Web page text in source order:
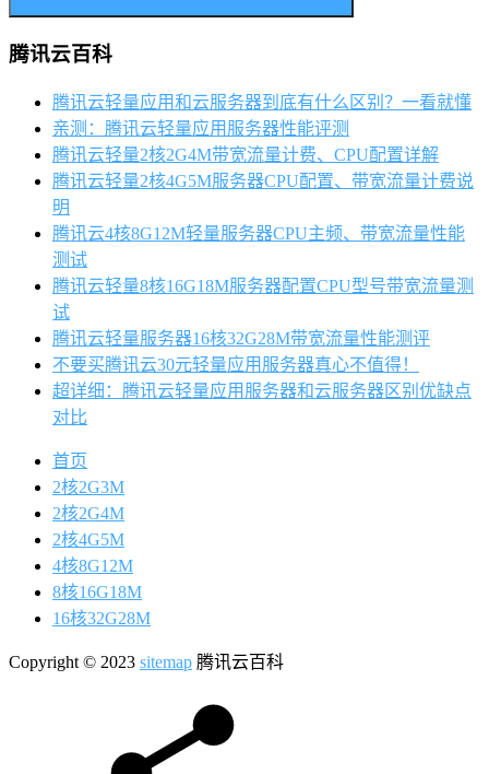
腾讯云百科
腾讯云轻量应用和云服务器到底有什么区别？一看就懂
亲测：腾讯云轻量应用服务器性能评测
腾讯云轻量2核2G4M带宽流量计费、CPU配置详解
腾讯云轻量2核4G5M服务器CPU配置、带宽流量计费说
明
腾讯云4核8G12M轻量服务器CPU主频、带宽流量性能
测试
腾讯云轻量8核16G18M服务器配置CPU型号带宽流量测
试
腾讯云轻量服务器16核32G28M带宽流量性能测评
不要买腾讯云30元轻量应用服务器真心不值得！
超详细：腾讯云轻量应用服务器和云服务器区别优缺点
对比
首页
2核2G3M
2核2G4M
2核4G5M
4核8G12M
8核16G18M
16核32G28M
Copyright © 2023 sitemap 腾讯云百科